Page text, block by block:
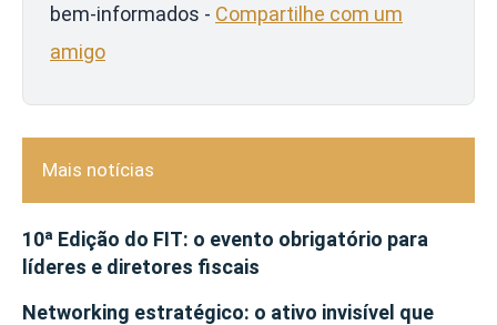
bem-informados - Compartilhe com um
amigo
Mais notícias
10ª Edição do FIT: o evento obrigatório para
líderes e diretores fiscais
Networking estratégico: o ativo invisível que